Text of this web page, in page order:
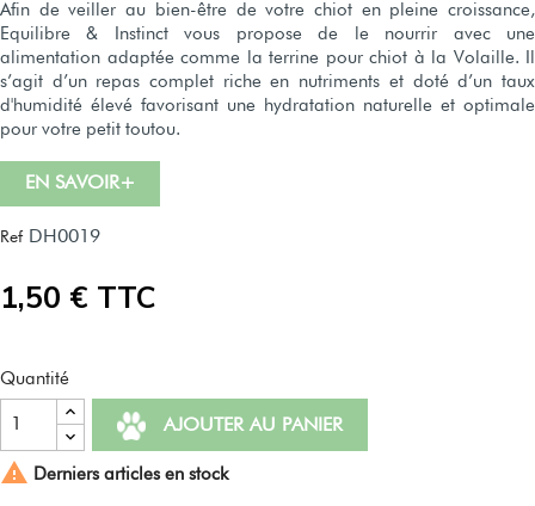
Afin de veiller au bien-être de votre chiot en pleine croissance,
Equilibre & Instinct vous propose de le nourrir avec une
alimentation adaptée comme la terrine pour chiot à la Volaille. Il
s’agit d’un repas complet riche en nutriments et doté d’un taux
d'humidité élevé favorisant une hydratation naturelle et optimale
pour votre petit toutou.
EN SAVOIR+
Ref DH0019
1,50 € TTC
Quantité
AJOUTER AU PANIER
 Derniers articles en stock